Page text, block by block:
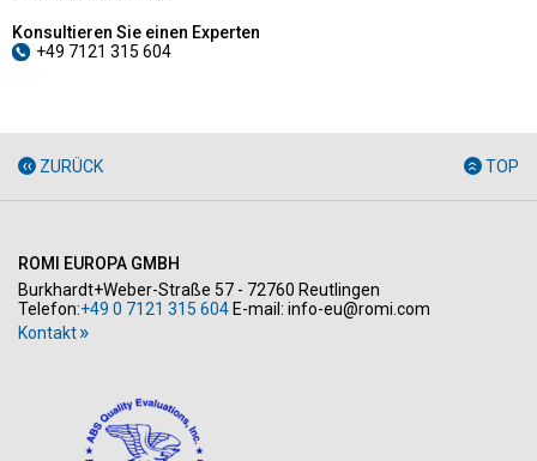
Konsultieren Sie einen Experten
+49 7121 315 604
ZURÜCK TOP
ROMI EUROPA GMBH
Burkhardt+Weber-Straße 57 - 72760 Reutlingen
Telefon:+49 0 7121 315 604 E-mail: info-eu@romi.com
Kontakt